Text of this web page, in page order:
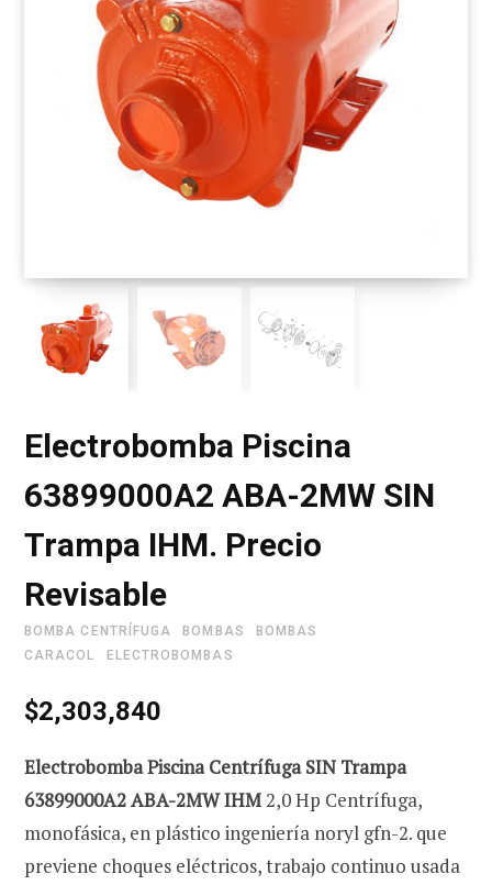
o
Electrobomba Piscina
63899000A2 ABA-2MW SIN
Trampa IHM. Precio
Revisable
BOMBA CENTRÍFUGA BOMBAS
BOMBAS
CARACOL
ELECTROBOMBAS
$2,303,840
Electrobomba Piscina Centrífuga SIN Trampa
63899000A2 ABA-2MW IHM 2,0 Hp Centrífuga,
monofásica, en plástico ingeniería noryl gfn-2. que
previene choques eléctricos, trabajo continuo usada